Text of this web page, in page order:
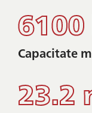
Capacitate
23.2